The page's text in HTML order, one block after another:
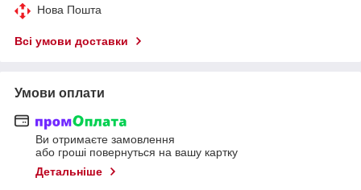
Нова Пошта
Всі умови доставки
Умови оплати
Ви отримаєте замовлення
або гроші повернуться на вашу картку
Детальніше